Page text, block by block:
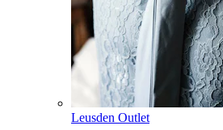
Leusden Outlet